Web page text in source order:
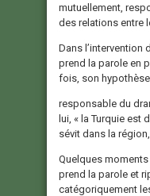
mutuellement,
des relations entre
Dans l’intervention
prend la parole en
fois, son
responsable du
lui, « la Turquie est
sévit dans la
Quelques
prend la parole et
catégoriquement